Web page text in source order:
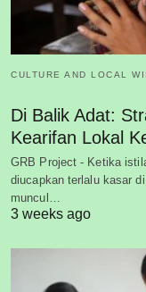
CULTURE AND LOCAL
Di Balik Adat:
Kearifan Lokal
GRB Project - Ketika
diucapkan terlalu kasar
muncul…
3 weeks ago